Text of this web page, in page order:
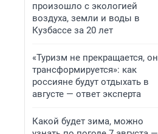
произошло с экологией
воздуха, земли и воды в
Кузбассе за 20 лет
«Туризм не прекращается, он
трансформируется»: как
россияне будут отдыхать в
августе — ответ эксперта
Какой будет зима, можно